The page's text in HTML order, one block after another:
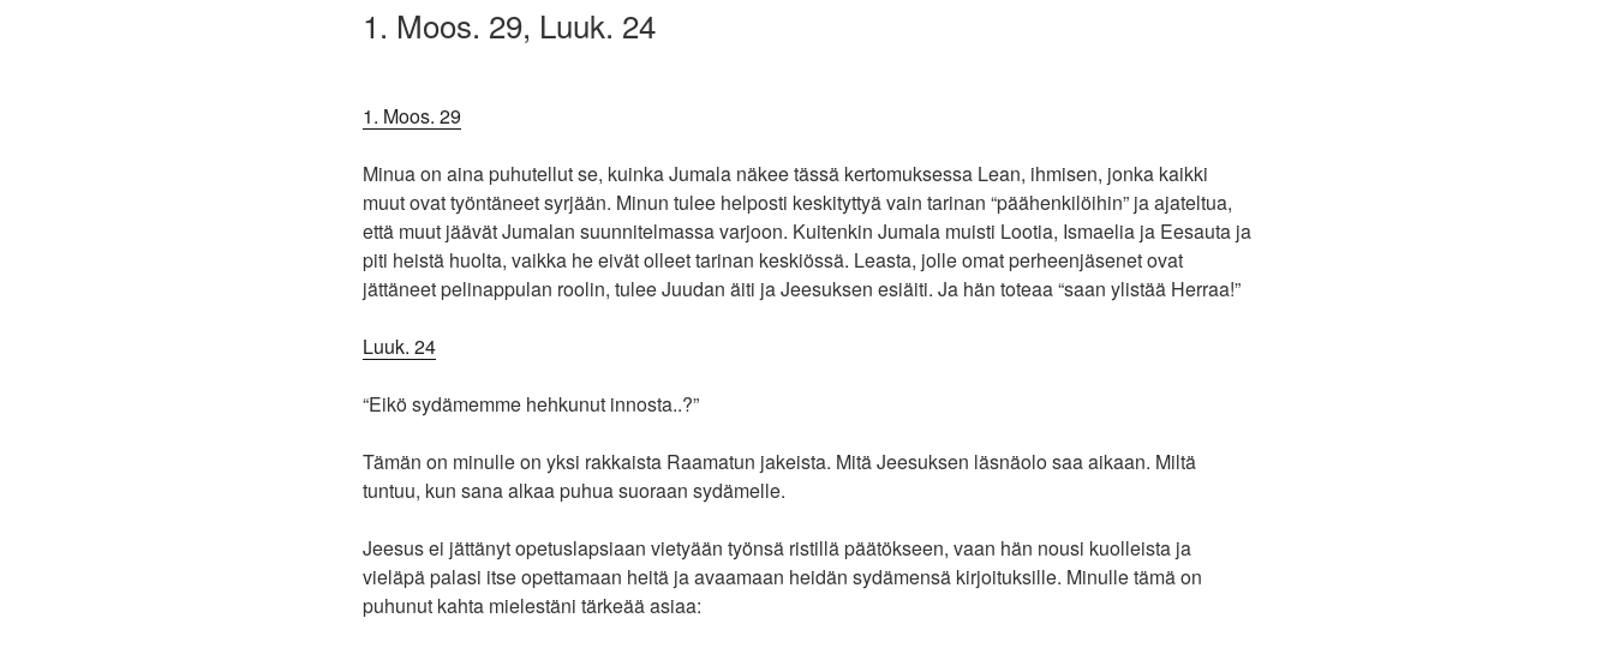
1. Moos. 29, Luuk. 24
1. Moos. 29
Minua on aina puhutellut se, kuinka Jumala näkee tässä kertomuksessa Lean, ihmisen, jonka kaikki
muut ovat työntäneet syrjään. Minun tulee helposti keskityttyä vain tarinan “päähenkilöihin” ja ajateltua,
että muut jäävät Jumalan suunnitelmassa varjoon. Kuitenkin Jumala muisti Lootia, Ismaelia ja Eesauta ja
piti heistä huolta, vaikka he eivät olleet tarinan keskiössä. Leasta, jolle omat perheenjäsenet ovat
jättäneet pelinappulan roolin, tulee Juudan äiti ja Jeesuksen esiäiti. Ja hän toteaa “saan ylistää Herraa!”
Luuk. 24
“Eikö sydämemme hehkunut innosta..?”
Tämän on minulle on yksi rakkaista Raamatun jakeista. Mitä Jeesuksen läsnäolo saa aikaan. Miltä
tuntuu, kun sana alkaa puhua suoraan sydämelle.
Jeesus ei jättänyt opetuslapsiaan vietyään työnsä ristillä päätökseen, vaan hän nousi kuolleista ja
vieläpä palasi itse opettamaan heitä ja avaamaan heidän sydämensä kirjoituksille. Minulle tämä on
puhunut kahta mielestäni tärkeää asiaa: